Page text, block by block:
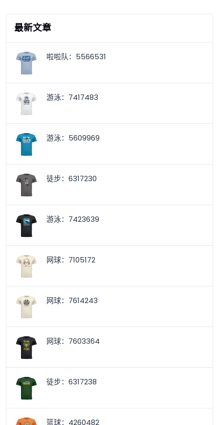
最新文章
啦啦队：5566531
游泳：7417483
游泳：5609969
徒步：6317230
游泳：7423639
网球：7105172
网球：7614243
网球：7603364
徒步：6317238
篮球：4260482